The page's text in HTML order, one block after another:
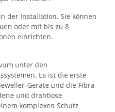
der Installation. Sie können
oder mit bis zu 8
einrichten.
unter den
Es ist die erste
Geräte und die Fibra
und drahtlose
komplexen Schutz